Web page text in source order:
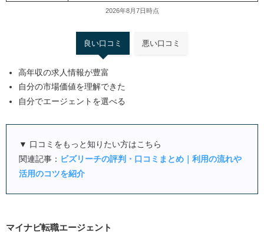
2026年8月7日時点
良い口コミ 悪い口コミ
高年収の求人情報が豊富
自分の市場価値を理解できた
自分でエージェントを選べる
▼ 口コミをもっと知りたい方はこちら
関連記事： ビズリーチの評判・口コミまとめ｜利用の流れや
活用のコツを紹介
マイナビ転職エージェント